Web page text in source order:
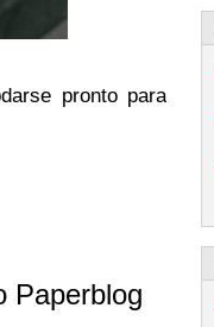
pronto para